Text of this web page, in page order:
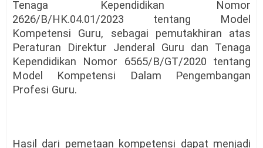
Tenaga Kependidikan Nomor
2626/B/HK.04.01/2023 tentang Model
Kompetensi Guru, sebagai pemutakhiran atas
Peraturan Direktur Jenderal Guru dan Tenaga
Kependidikan Nomor 6565/B/GT/2020 tentang
Model Kompetensi Dalam Pengembangan
Profesi Guru.
Hasil dari pemetaan kompetensi dapat menjadi